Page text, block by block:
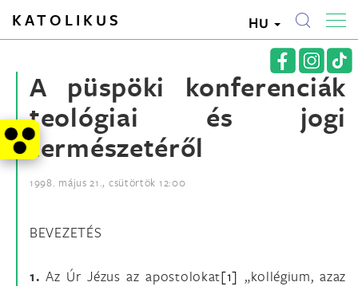
KATOLIKUS HU
A püspöki konferenciák
teológiai és jogi
természetéről
1998. május 21., csütörtök 12:00
BEVEZETÉS
1. Az Úr Jézus az apostolokat[1] „kollégium, azaz